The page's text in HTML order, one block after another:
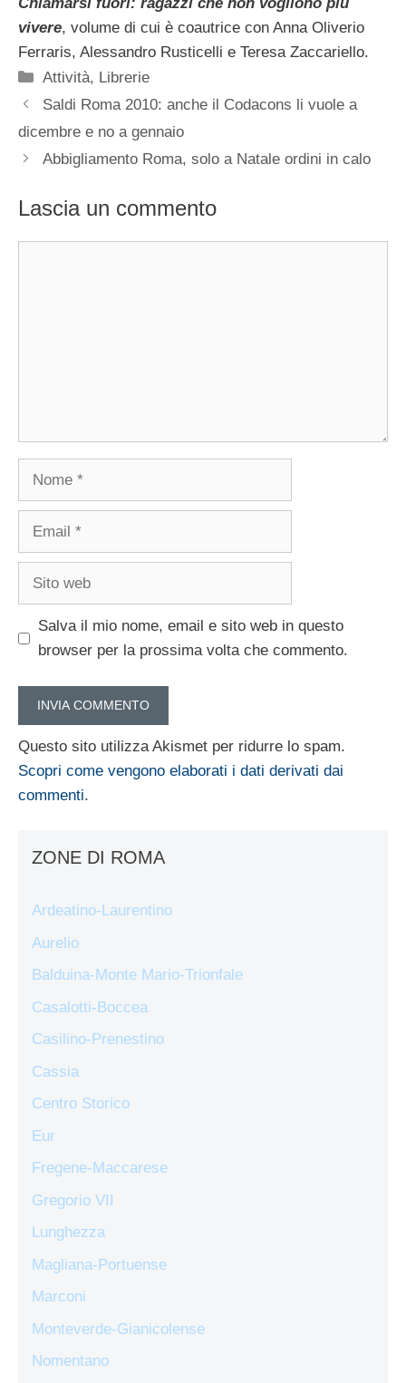
vivere, volume di cui è coautrice con Anna Oliverio
Ferraris, Alessandro Rusticelli e Teresa Zaccariello.
Categorie
Attività, Librerie
Saldi Roma 2010: anche il Codacons li vuole a
dicembre e no a gennaio
Abbigliamento Roma, solo a Natale ordini in calo
Lascia un commento
Nome
Email
Sito
Salva il mio nome, email e sito web in questo
browser per la prossima volta che commento.
Questo sito utilizza Akismet per ridurre lo spam.
Scopri come vengono elaborati i dati derivati dai
commenti.
ZONE DI ROMA
Ardeatino-Laurentino
Aurelio
Balduina-Monte Mario-Trionfale
Casalotti-Boccea
Casilino-Prenestino
Cassia
Centro Storico
Eur
Fregene-Maccarese
Gregorio VII
Lunghezza
Magliana-Portuense
Marconi
Monteverde-Gianicolense
Nomentano